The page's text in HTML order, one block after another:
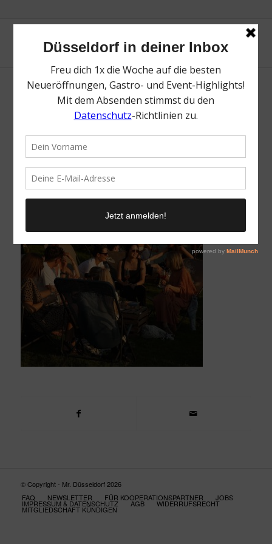
Osterkonzerte am Stadtstrand | Die besten
Mr. Düsseldorf | Foto: Stadtstrand
© Copyright - Mr. Düsseldorf 2026
FAQ
NEWSLETTER FÜR KOOPERATIONSPARTNER JOBS
IMPRESSUM & DATENSCHUTZ AGB WIDERRUFSRECHT
MITGLIEDSCHAFT KÜNDIGEN